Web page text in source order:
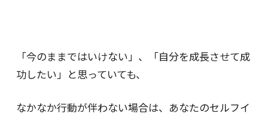
「今のままではいけない」、「自分を成長させて成
功したい」と思っていても、
なかなか行動が伴わない場合は、あなたのセルフイ